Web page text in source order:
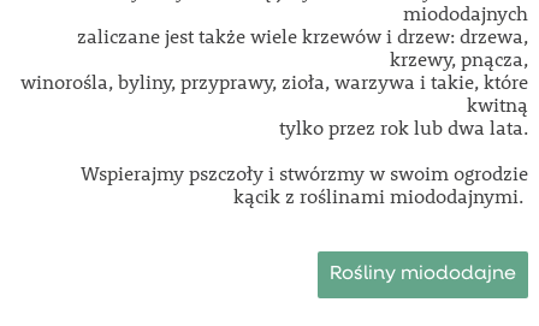
miododajnych
zaliczane jest także wiele krzewów i drzew: drzewa,
krzewy, pnącza,
winorośla, byliny, przyprawy, zioła, warzywa i takie, które
kwitną
tylko przez rok lub dwa lata.
Wspierajmy pszczoły i stwórzmy w swoim ogrodzie
kącik z roślinami miododajnymi.
Rośliny miododajne